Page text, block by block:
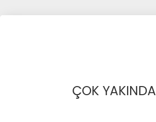
ÇOK YAKINDA